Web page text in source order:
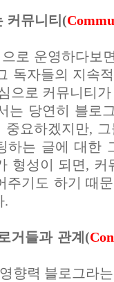
커뮤니티(
로 운영하다보
독자들의 지속
으로 커뮤니티
는 당연히 블로
요하겠지만,
하는 글에 대한
형성이 되면,
주기도 하기 때
.
거들과 관계(
향력 블로그라